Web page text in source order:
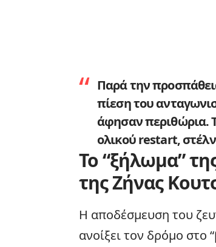
Παρά την
πίεση του
άφησαν περιθώρια.
ολικού restart,
Το “ξήλωμα”
της Ζήνας
Η αποδέσμευση του
ανοίξει τον δρόμο στο